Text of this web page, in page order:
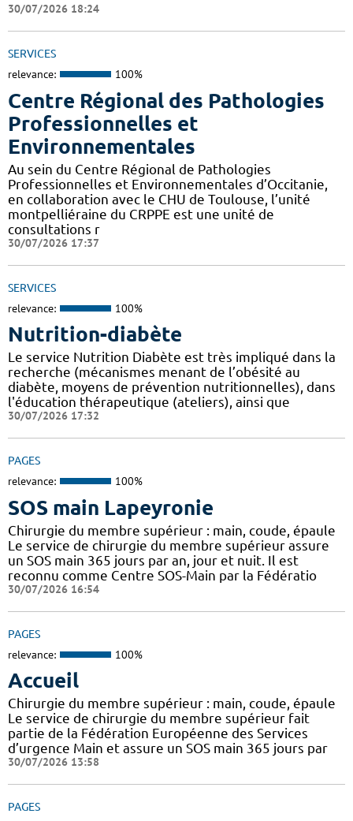
30/07/2026 18:24
SERVICES
relevance: 100%
Centre Régional des Pathologies
Professionnelles et
Environnementales
Au sein du Centre Régional de Pathologies
Professionnelles et Environnementales d’Occitanie,
en collaboration avec le CHU de Toulouse, l’unité
montpelliéraine du CRPPE est une unité de
consultations r
30/07/2026 17:37
SERVICES
relevance: 100%
Nutrition-diabète
Le service Nutrition Diabète est très impliqué dans la
recherche (mécanismes menant de l’obésité au
diabète, moyens de prévention nutritionnelles), dans
l'éducation thérapeutique (ateliers), ainsi que
30/07/2026 17:32
PAGES
relevance: 100%
SOS main Lapeyronie
Chirurgie du membre supérieur : main, coude, épaule
Le service de chirurgie du membre supérieur assure
un SOS main 365 jours par an, jour et nuit. Il est
reconnu comme Centre SOS-Main par la Fédératio
30/07/2026 16:54
PAGES
relevance: 100%
Accueil
Chirurgie du membre supérieur : main, coude, épaule
Le service de chirurgie du membre supérieur fait
partie de la Fédération Européenne des Services
d’urgence Main et assure un SOS main 365 jours par
30/07/2026 13:58
PAGES